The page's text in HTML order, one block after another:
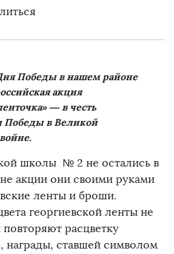
Победы в нашем районе
акция
— в честь
Победы в Великой
школы № 2 не остались в
акции они своими руками
ленты и броши.
георгиевской ленты не
расцветку
награды, ставшей символом